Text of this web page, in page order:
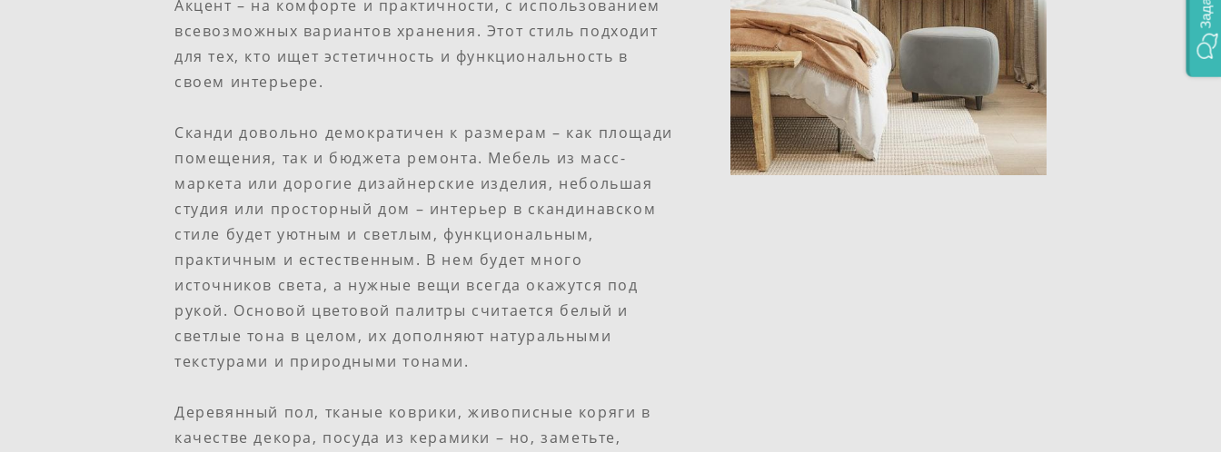
Акцент – на комфорте и практичности, с использованием
всевозможных вариантов хранения. Этот стиль подходит
для тех, кто ищет эстетичность и функциональность в
своем интерьере.
Сканди довольно демократичен к размерам – как площади
помещения, так и бюджета ремонта. Мебель из масс-
маркета или дорогие дизайнерские изделия, небольшая
студия или просторный дом – интерьер в скандинавском
стиле будет уютным и светлым, функциональным,
практичным и естественным. В нем будет много
источников света, а нужные вещи всегда окажутся под
рукой. Основой цветовой палитры считается белый и
светлые тона в целом, их дополняют натуральными
текстурами и природными тонами.
Деревянный пол, тканые коврики, живописные коряги в
качестве декора, посуда из керамики – но, заметьте,